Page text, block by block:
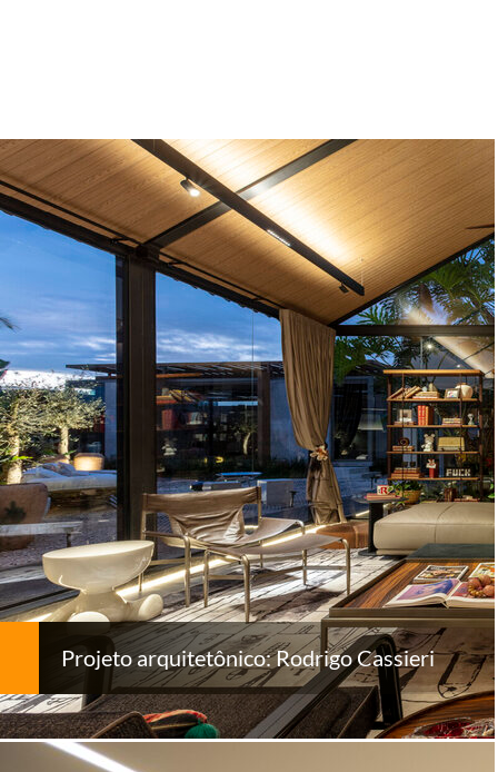
Projeto arquitetônico: Rodrigo Cassieri